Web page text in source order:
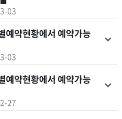
03
예약현황에서 예약가능
03
예약현황에서 예약가능
27